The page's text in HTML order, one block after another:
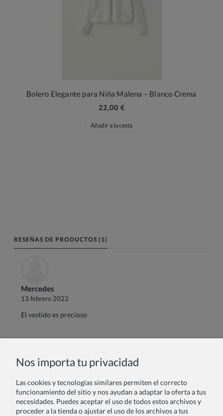
Bolero Elegante para Niña Malena – Blanco Crema
22,00 €
Añadir a la cesta
RESEÑAS DE PRODUCTOS (1)
Mercedes
13 febrero 2022
El vestido es precioso
Tu reseña:
Nos importa tu privacidad
Las cookies y tecnologías similares permiten el correcto
funcionamiento del sitio y nos ayudan a adaptar la oferta a tus
necesidades. Puedes aceptar el uso de todos estos archivos y
proceder a la tienda o ajustar el uso de los archivos a tus